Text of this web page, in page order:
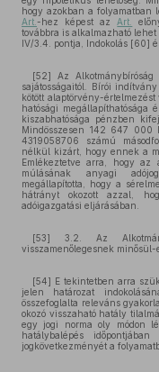
hogy azokban a folyamatban
Art. -hez képest az Art.
továbbra is alkalmazható
IV/3.4. pontja, Indokolás [60]
[52] Az
sajátosságaitól. Bírói
kötött alaptörvény-
hatósági megállapíthatósága
kiszabhatósága pénzben
Mindösszesen 142 647 000
4319058706 számú
nélkül kizárt, hogy ennek a
Emlékeztetve arra, hogy az
múlásának anyagi
megállapította, hogy a
hátrányt okozott azzal,
adóigazgatási eljárásában.
[53] 3.2. Az
visszamenőlegesnek minősül-
[54] E tekintetben arra
jelen határozat
összefoglalta releváns
okozó visszaható hatály
egy jogi norma oly módon
hatálybalépés
jogkövetkezményét a